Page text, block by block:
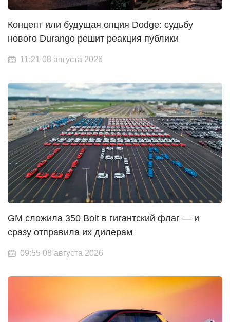
Концепт или будущая опция Dodge: судьбу
нового Durango решит реакция публики
11:21 08 августа 2026
GM сложила 350 Bolt в гигантский флаг — и
сразу отправила их дилерам
09:55 08 августа 2026